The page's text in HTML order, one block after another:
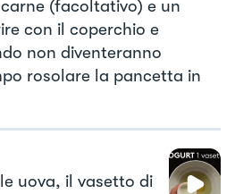
(facoltativo) e un
con il coperchio e
non diventeranno
rosolare la pancetta in
uova, il vasetto di